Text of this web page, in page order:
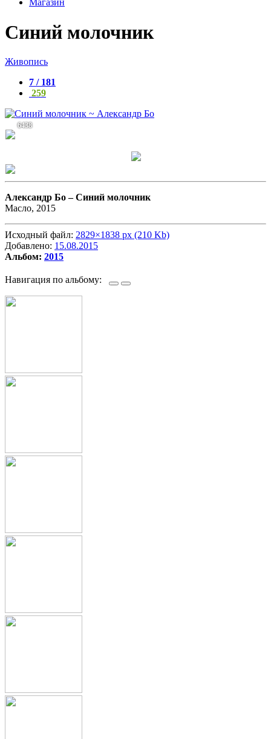
Магазин
Синий молочник
Живопись
7 / 181
259
6438
Александр Бо –Синий молочник
Масло, 2015
Исходный файл: 2829×1838 px (210 Kb)
Добавлено: 15.08.2015
Альбом: 2015
Навигация по альбому: